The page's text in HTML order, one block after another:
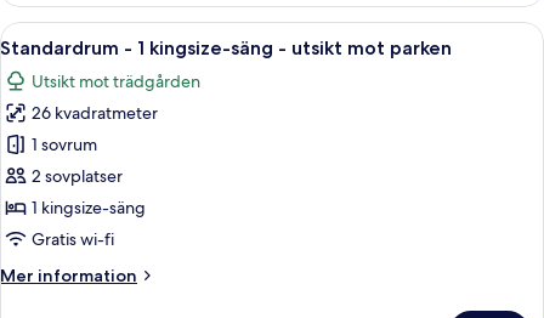
dubbelsängar
Öppna
alla
foton
för
Standardrum
-
1
kingsize-
-
Ett hotellrum med en stor säng, ett
12
Standardrum - 1 kingsize-säng - utsikt mot parken
Utsikt mot trädgården
26 kvadratmeter
1 sovrum
2 sovplatser
1 kingsize-säng
Gratis wi-fi
Mer information
Mer